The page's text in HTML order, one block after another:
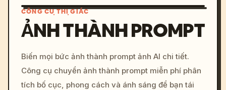
c, cyberpunk sunset, neon
colors, 8k --v 6.0
CÔNG CỤ THỊ GIÁC
ẢNH THÀNH PROMPT
Biến mọi bức ảnh thành prompt ảnh AI chi tiết.
Công cụ chuyển ảnh thành prompt miễn phí phân
tích bố cục, phong cách và ánh sáng để bạn tái